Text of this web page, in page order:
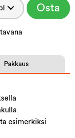
Osta
Pakkaus
esimerkiksi